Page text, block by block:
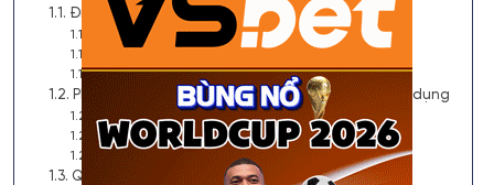
Điều khoản điều kiện tại Nhacaiuytin.free
Truy cập, sử dụng thông tin
Điều khoản sử dụng thay đổi nội dung web
Phạm vi Nhacaiuytin.free áp dụng điều khoản sử dụng
Đối tượng áp dụng
Phạm vi được bảo hộ
Giới hạn phạm vi trách nhiệm
Quy định về sở hữu trí tuệ tại Nhacaiuytin.free